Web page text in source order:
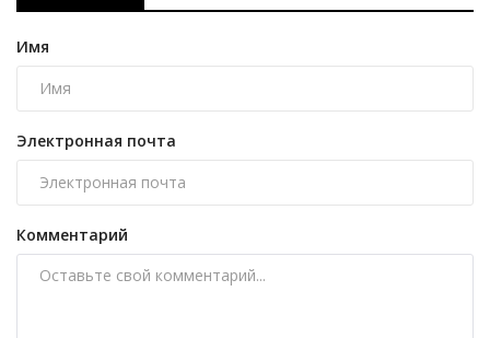
Имя
Электронная почта
Комментарий